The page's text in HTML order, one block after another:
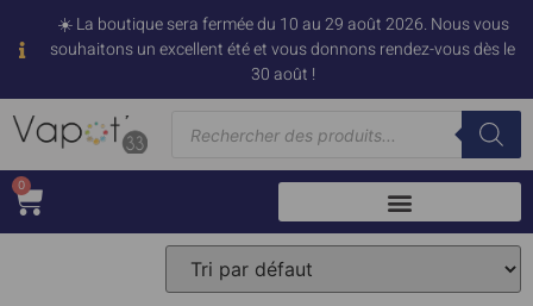
☀️ La boutique sera fermée du 10 au 29 août 2026. Nous vous
souhaitons un excellent été et vous donnons rendez-vous dès le
30 août !
0